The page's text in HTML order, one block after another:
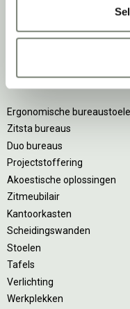
kijken we ook naar de
tweede leven kunnen
Belangrijke
Ergonomische
Zitsta bureaus
Duo bureaus
Projectstoffering
Akoestische oplossingen
Zitmeubilair
Kantoorkasten
Scheidingswanden
Stoelen
Tafels
Verlichting
Werkplekken